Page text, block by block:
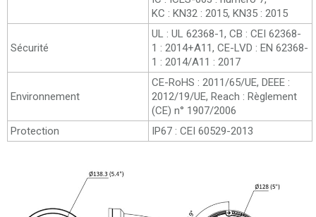
KC : KN32 : 2015, KN35 : 2015
Sécurité
UL : UL 62368-1, CB : CEI 62368-
1 : 2014+A11, CE-LVD : EN 62368-
1 : 2014/A11 : 2017
Environnement
CE-RoHS : 2011/65/UE, DEEE :
2012/19/UE, Reach : Règlement
(CE) n° 1907/2006
Protection
IP67 : CEI 60529-2013